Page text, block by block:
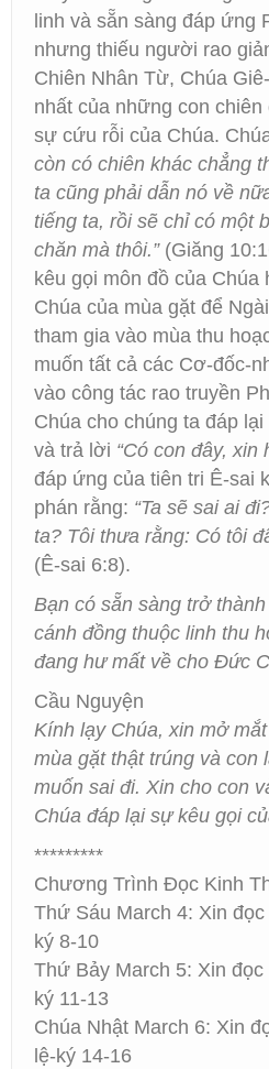
linh và sẵn sàng đáp ứng
nhưng thiếu người rao
Chiên Nhân Từ, Chúa
nhất của những con
sự cứu rỗi của Chúa.
còn có chiên khác chẳng
ta cũng phải dẫn nó về
tiếng ta, rồi sẽ chỉ có một
chăn mà thôi.”(Giăng
kêu gọi môn đồ của Chúa
Chúa của mùa gặt để
tham gia vào mùa thu
muốn tất cả các Cơ-đốc-
vào công tác rao truyền
Chúa cho chúng ta đáp
và trả lời “Có con đây, xin
đáp ứng của tiên tri Ê-sai
phán rằng: “Ta sẽ sai ai
ta? Tôi thưa rằng: Có tôi
(Ê-sai 6:8).
Bạn có sẵn sàng trở
cánh đồng thuộc linh thu
đang hư mất về cho Đức
Cầu Nguyện
Kính lạy Chúa, xin mở
mùa gặt thật trúng và con
muốn sai đi. Xin cho con
Chúa đáp lại sự kêu gọi
*********
Chương Trình Đọc Kinh
Thứ Sáu March 4: Xin
ký 8-10
Thứ Bảy March 5: Xin
ký 11-13
Chúa Nhật March 6: Xin
lệ-ký 14-16